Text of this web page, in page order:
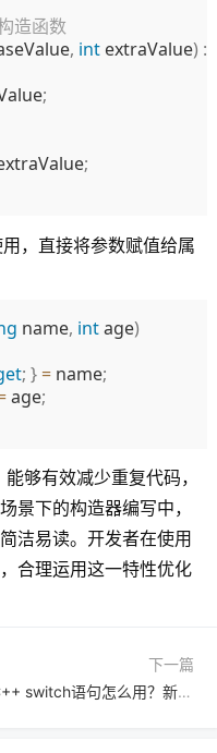
造函数
, int extraValue) :
;
;
，直接将参数赋值给属
name, int age)
; } = name;
age;
够有效减少重复代码，
景下的构造器编写中，
洁易读。开发者在使用
合理运用这一特性优化
下一篇
C++ switch语句怎么用？新手入门基础用法详解